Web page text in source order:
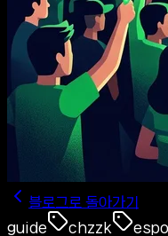
블로그로 돌아가기
guide
chzzk